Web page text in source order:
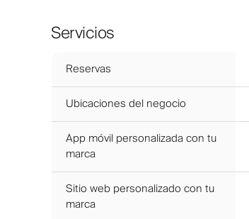
Servicios
Reservas
Ubicaciones del negocio
App móvil personalizada con tu
marca
Sitio web personalizado con tu
marca